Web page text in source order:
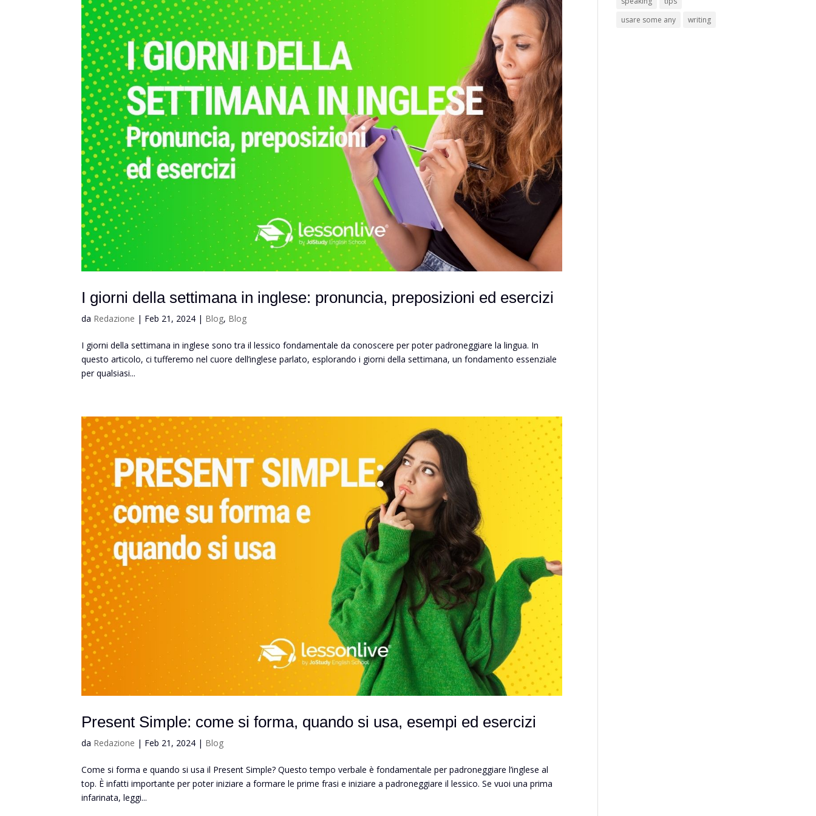
I giorni della settimana in inglese: pronuncia, preposizioni ed esercizi
da Redazione | Feb 21, 2024 | Blog, Blog
I giorni della settimana in inglese sono tra il lessico fondamentale da conoscere per poter padroneggiare la lingua. In
questo articolo, ci tufferemo nel cuore dell’inglese parlato, esplorando i giorni della settimana, un fondamento essenziale
per qualsiasi...
Present Simple: come si forma, quando si usa, esempi ed esercizi
da Redazione | Feb 21, 2024 | Blog
Come si forma e quando si usa il Present Simple? Questo tempo verbale è fondamentale per padroneggiare l’inglese al
top. È infatti importante per poter iniziare a formare le prime frasi e iniziare a padroneggiare il lessico. Se vuoi una prima
infarinata, leggi...
usare some any
writing
ISCRIVITI SUBITO!